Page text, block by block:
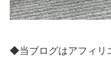
◆当ブログはアフィリ